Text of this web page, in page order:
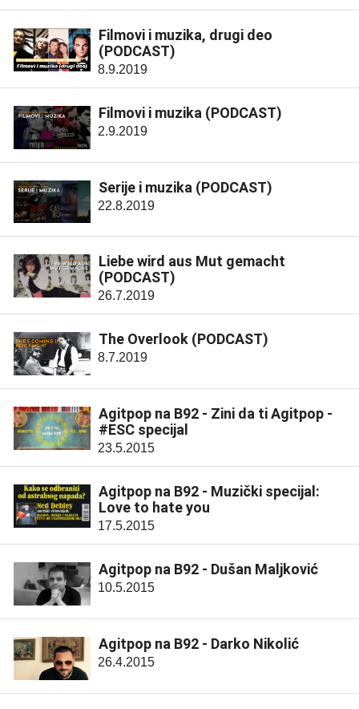
Filmovi i muzika, drugi deo
(PODCAST)
8.9.2019
Filmovi i muzika (PODCAST)
2.9.2019
Serije i muzika (PODCAST)
22.8.2019
Liebe wird aus Mut gemacht
(PODCAST)
26.7.2019
The Overlook (PODCAST)
8.7.2019
Agitpop na B92 - Zini da ti Agitpop -
#ESC specijal
23.5.2015
Agitpop na B92 - Muzički specijal:
Love to hate you
17.5.2015
Agitpop na B92 - Dušan Maljković
10.5.2015
Agitpop na B92 - Darko Nikolić
26.4.2015